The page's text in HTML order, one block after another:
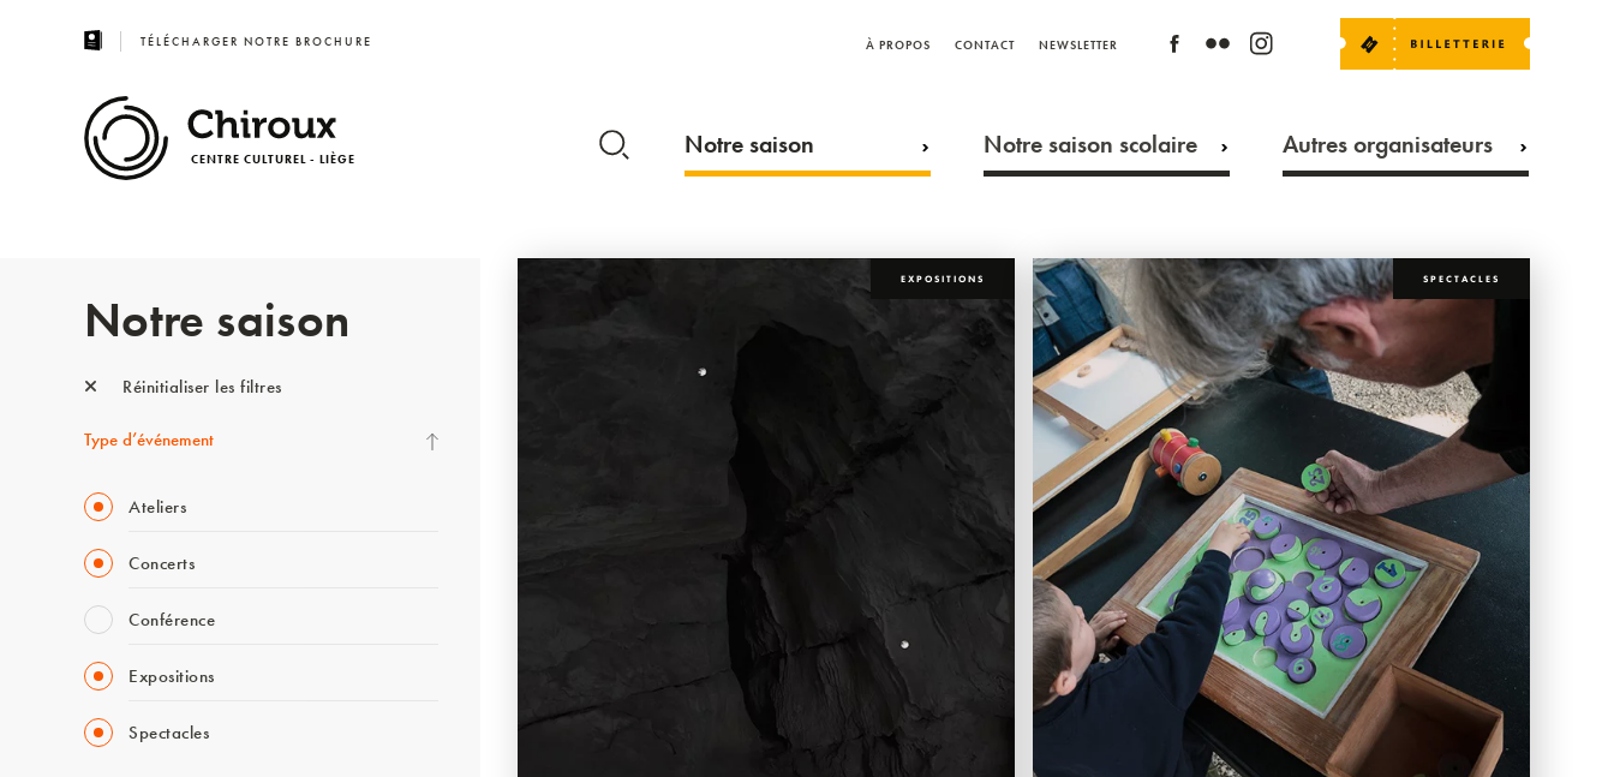
TÉLÉCHARGER NOTRE BROCHURE À PROPOS CONTACT NEWSLETTER
CENTRE CULTUREL - LIÈGE Notre saison Notre saison scolaire Autres organisateurs
Notre saison
Réinitialiser les filtres
Type d’événement
Ateliers
Concerts
Conférence
Expositions
Spectacles
EXPOSITIONS SPECTACLES